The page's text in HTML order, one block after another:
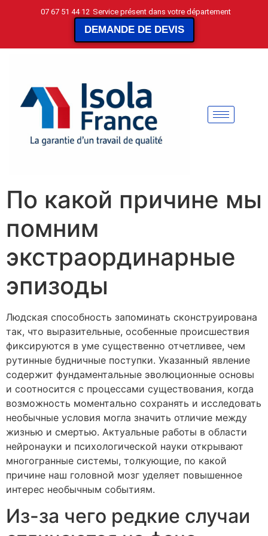
07 67 51 44 12 Service présent dans votre département
DEMANDE DE DEVIS
По какой причине мы
помним
экстраординарные
эпизоды
Людская способность запоминать сконструирована
так, что выразительные, особенные происшествия
фиксируются в уме существенно отчетливее, чем
рутинные будничные поступки. Указанный явление
содержит фундаментальные эволюционные основы
и соотносится с процессами существования, когда
возможность моментально сохранять и исследовать
необычные условия могла значить отличие между
жизнью и смертью. Актуальные работы в области
нейронауки и психологической науки открывают
многогранные системы, толкующие, по какой
причине наш головной мозг уделяет повышенное
интерес необычным событиям.
Из-за чего редкие случаи